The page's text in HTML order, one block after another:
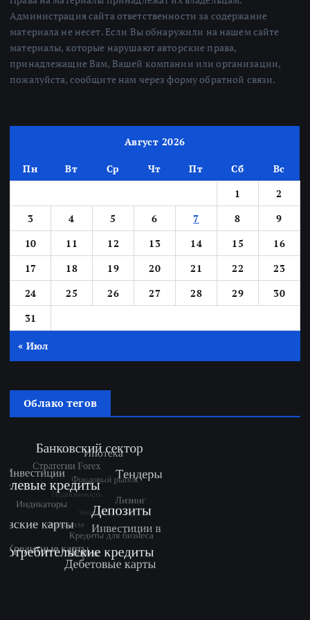
Администрация сайта ответственности за содержание
материала не несет. Если Вы обнаружили на нашем сайте
материалы, которые нарушают авторские права,
принадлежащие Вам, Вашей компании или организации,
пожалуйста, сообщите нам через форму обратной связи.
Август 2026
Пн Вт Ср Чт Пт Сб
Вс
1
2
3
4 5 6 7 8
9
10
11 12 13 14 15
16
17
18 19 20 21 22
23
24
25 26 27 28 29
30
31
« Июл
Облако тегов